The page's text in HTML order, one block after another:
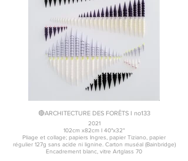
🔴ARCHITECTURE DES FORÊTS I no133
2021
102cm x82cm I 40"x32"
Pliage et collage; papiers Ingres, papier Tiziano, papier
régulier 127g sans acide ni lignine. Carton muséal (Bainbridge)
Encadrement blanc, vitre Artglass 70